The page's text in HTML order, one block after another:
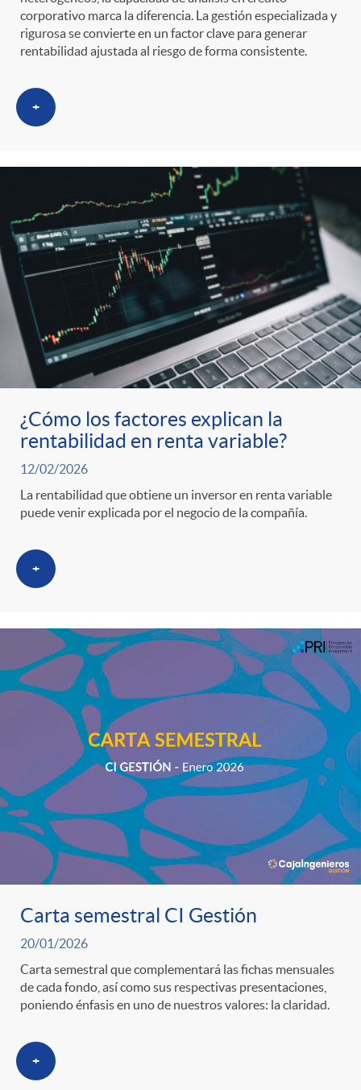
corporativo marca la diferencia. La gestión especializada y
rigurosa se convierte en un factor clave para generar
rentabilidad ajustada al riesgo de forma consistente.
+
¿Cómo los factores explican la
rentabilidad en renta variable?
12/02/2026
La rentabilidad que obtiene un inversor en renta variable
puede venir explicada por el negocio de la compañía.
+
Carta semestral CI Gestión
20/01/2026
Carta semestral que complementará las fichas mensuales
de cada fondo, así como sus respectivas presentaciones,
poniendo énfasis en uno de nuestros valores: la claridad.
+